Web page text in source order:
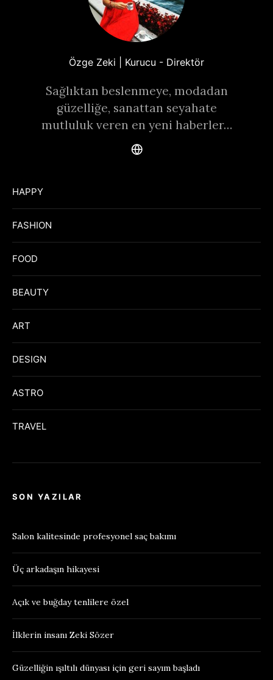
Özge Zeki | Kurucu - Direktör
Sağlıktan beslenmeye, modadan
güzelliğe, sanattan seyahate
mutluluk veren en yeni haberler…
HAPPY
FASHION
FOOD
BEAUTY
ART
DESIGN
ASTRO
TRAVEL
SON YAZILAR
Salon kalitesinde profesyonel saç bakımı
Üç arkadaşın hikayesi
Açık ve buğday tenlilere özel
İlklerin insanı Zeki Sözer
Güzelliğin ışıltılı dünyası için geri sayım başladı